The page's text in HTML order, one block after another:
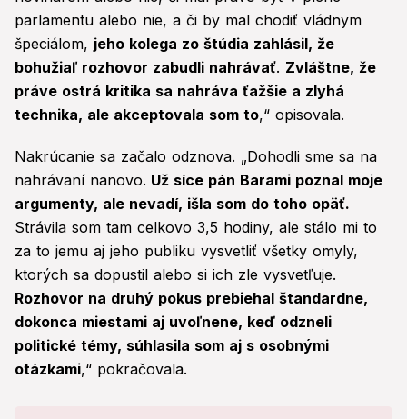
parlamentu alebo nie, a či by mal chodiť vládnym
špeciálom, jeho kolega zo štúdia zahlásil, že
bohužiaľ rozhovor zabudli nahrávať. Zvláštne, že
práve ostrá kritika sa nahráva ťažšie a zlyhá
technika, ale akceptovala som to,“ opisovala.
Nakrúcanie sa začalo odznova. „Dohodli sme sa na
nahrávaní nanovo. Už síce pán Barami poznal moje
argumenty, ale nevadí, išla som do toho opäť.
Strávila som tam celkovo 3,5 hodiny, ale stálo mi to
za to jemu aj jeho publiku vysvetliť všetky omyly,
ktorých sa dopustil alebo si ich zle vysvetľuje.
Rozhovor na druhý pokus prebiehal štandardne,
dokonca miestami aj uvoľnene, keď odzneli
politické témy, súhlasila som aj s osobnými
otázkami,“ pokračovala.